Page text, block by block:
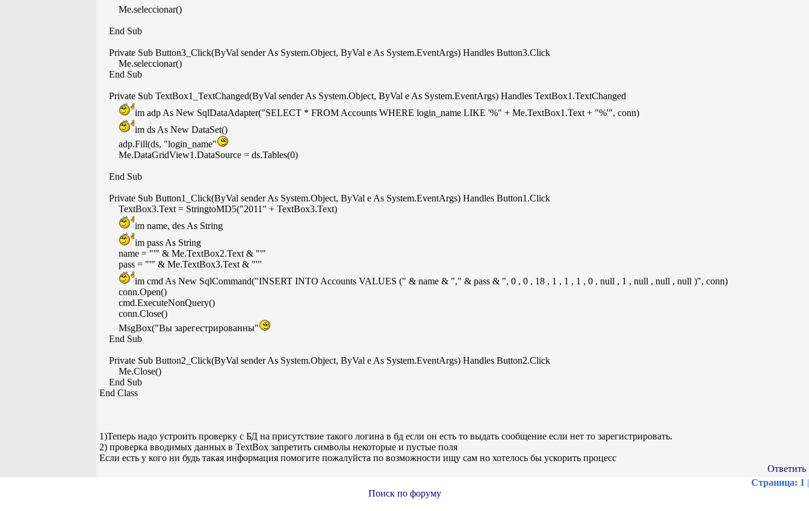
Me.seleccionar()
End Sub
Private Sub Button3_Click(ByVal sender As System.Object, ByVal e As System.EventArgs) Handles Button3.Click
Me.seleccionar()
End Sub
Private Sub TextBox1_TextChanged(ByVal sender As System.Object, ByVal e As System.EventArgs) Handles TextBox1.TextChanged
im adp As New SqlDataAdapter("SELECT * FROM Accounts WHERE login_name LIKE '%" + Me.TextBox1.Text + "%'", conn)
im ds As New DataSet()
adp.Fill(ds, "login_name"
Me.DataGridView1.DataSource = ds.Tables(0)
End Sub
Private Sub Button1_Click(ByVal sender As System.Object, ByVal e As System.EventArgs) Handles Button1.Click
TextBox3.Text = StringtoMD5("2011" + TextBox3.Text)
im name, des As String
im pass As String
name = "'" & Me.TextBox2.Text & "'"
pass = "'" & Me.TextBox3.Text & "'"
im cmd As New SqlCommand("INSERT INTO Accounts VALUES (" & name & "," & pass & ", 0 , 0 , 18 , 1 , 1 , 1 , 0 , null , 1 , null , null , null )", conn)
conn.Open()
cmd.ExecuteNonQuery()
conn.Close()
MsgBox("Вы зарегестрированны"
End Sub
Private Sub Button2_Click(ByVal sender As System.Object, ByVal e As System.EventArgs) Handles Button2.Click
Me.Close()
End Sub
End Class
1)Теперь надо устроить проверку с БД на присутствие такого логина в бд если он есть то выдать сообщение если нет то зарегистрировать.
2) проверка вводимых данных в TextBox запретить символы некоторые и пустые поля
Если есть у кого ни будь такая информация помогите пожалуйста по возможности ищу сам но хотелось бы ускорить процесс
Ответить
Страница: 1 |
Поиск по форуму